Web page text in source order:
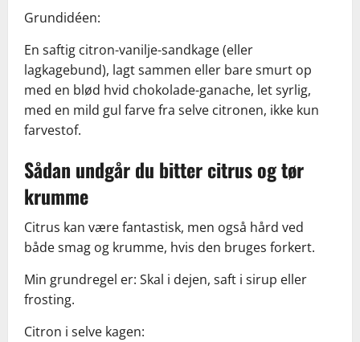
Grundidéen:
En saftig citron-vanilje-sandkage (eller
lagkagebund), lagt sammen eller bare smurt op
med en blød hvid chokolade-ganache, let syrlig,
med en mild gul farve fra selve citronen, ikke kun
farvestof.
Sådan undgår du bitter citrus og tør
krumme
Citrus kan være fantastisk, men også hård ved
både smag og krumme, hvis den bruges forkert.
Min grundregel er: Skal i dejen, saft i sirup eller
frosting.
Citron i selve kagen: